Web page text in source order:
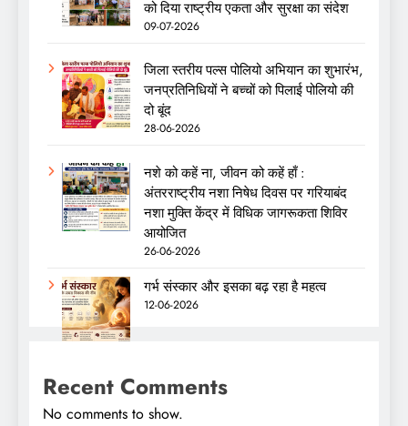
को दिया राष्ट्रीय एकता और सुरक्षा का संदेश
09-07-2026
जिला स्तरीय पल्स पोलियो अभियान का शुभारंभ,
जनप्रतिनिधियों ने बच्चों को पिलाई पोलियो की
दो बूंद
28-06-2026
नशे को कहें ना, जीवन को कहें हाँ :
अंतरराष्ट्रीय नशा निषेध दिवस पर गरियाबंद
नशा मुक्ति केंद्र में विधिक जागरूकता शिविर
आयोजित
26-06-2026
गर्भ संस्कार और इसका बढ़ रहा है महत्व
12-06-2026
Recent Comments
No comments to show.